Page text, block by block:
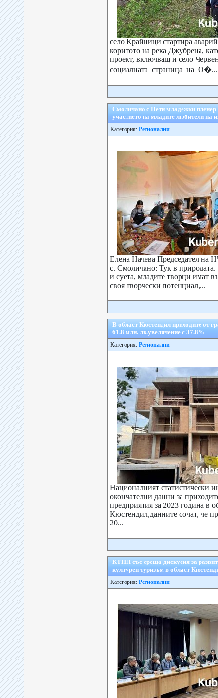
село Крайници стартира
коритото на река Джубрена,
проект, включващ и село
социалната страница на О�...
Смоличано с Пети младежки
участието на младите любители на
Категория: Регионални
Елена Начева Председател на
с. Смоличано: Тук в природата,
и суета, младите творци имат
своя творчески потенциал,...
В област Кюстендил приходите от
61.8 млн. лв.увеличение с 37.8%
Категория: Регионални
Националният статистически
окончателни данни за
предприятия за 2023 година в
Кюстендил,данните сочат, че
20...
КТПП със среща-дискусия за
културен туризъм в област
Категория: Регионални